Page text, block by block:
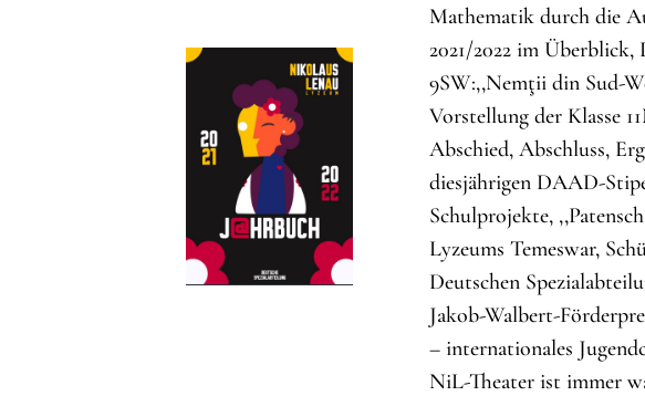
Mathematik durch die
2021/2022 im Überblick,
9SW:,,Nemţii din Sud-
Vorstellung der Klasse
Abschied, Abschluss,
diesjährigen DAAD-
Schulprojekte,
Lyzeums Temeswar,
Deutschen
Jakob-Walbert-
– internationales
NiL-Theater ist immer